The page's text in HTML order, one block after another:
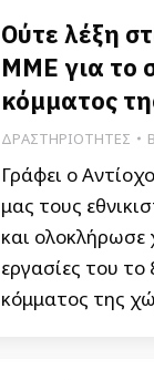
Ούτε λέξη
ΜΜΕ για το
κόμματος
ΔΡΑΣΤΗΡΙΟΤΗΤΕΣ
Γράφει ο
μας τους
και ολοκλήρωσε
εργασίες του το
κόμματος της